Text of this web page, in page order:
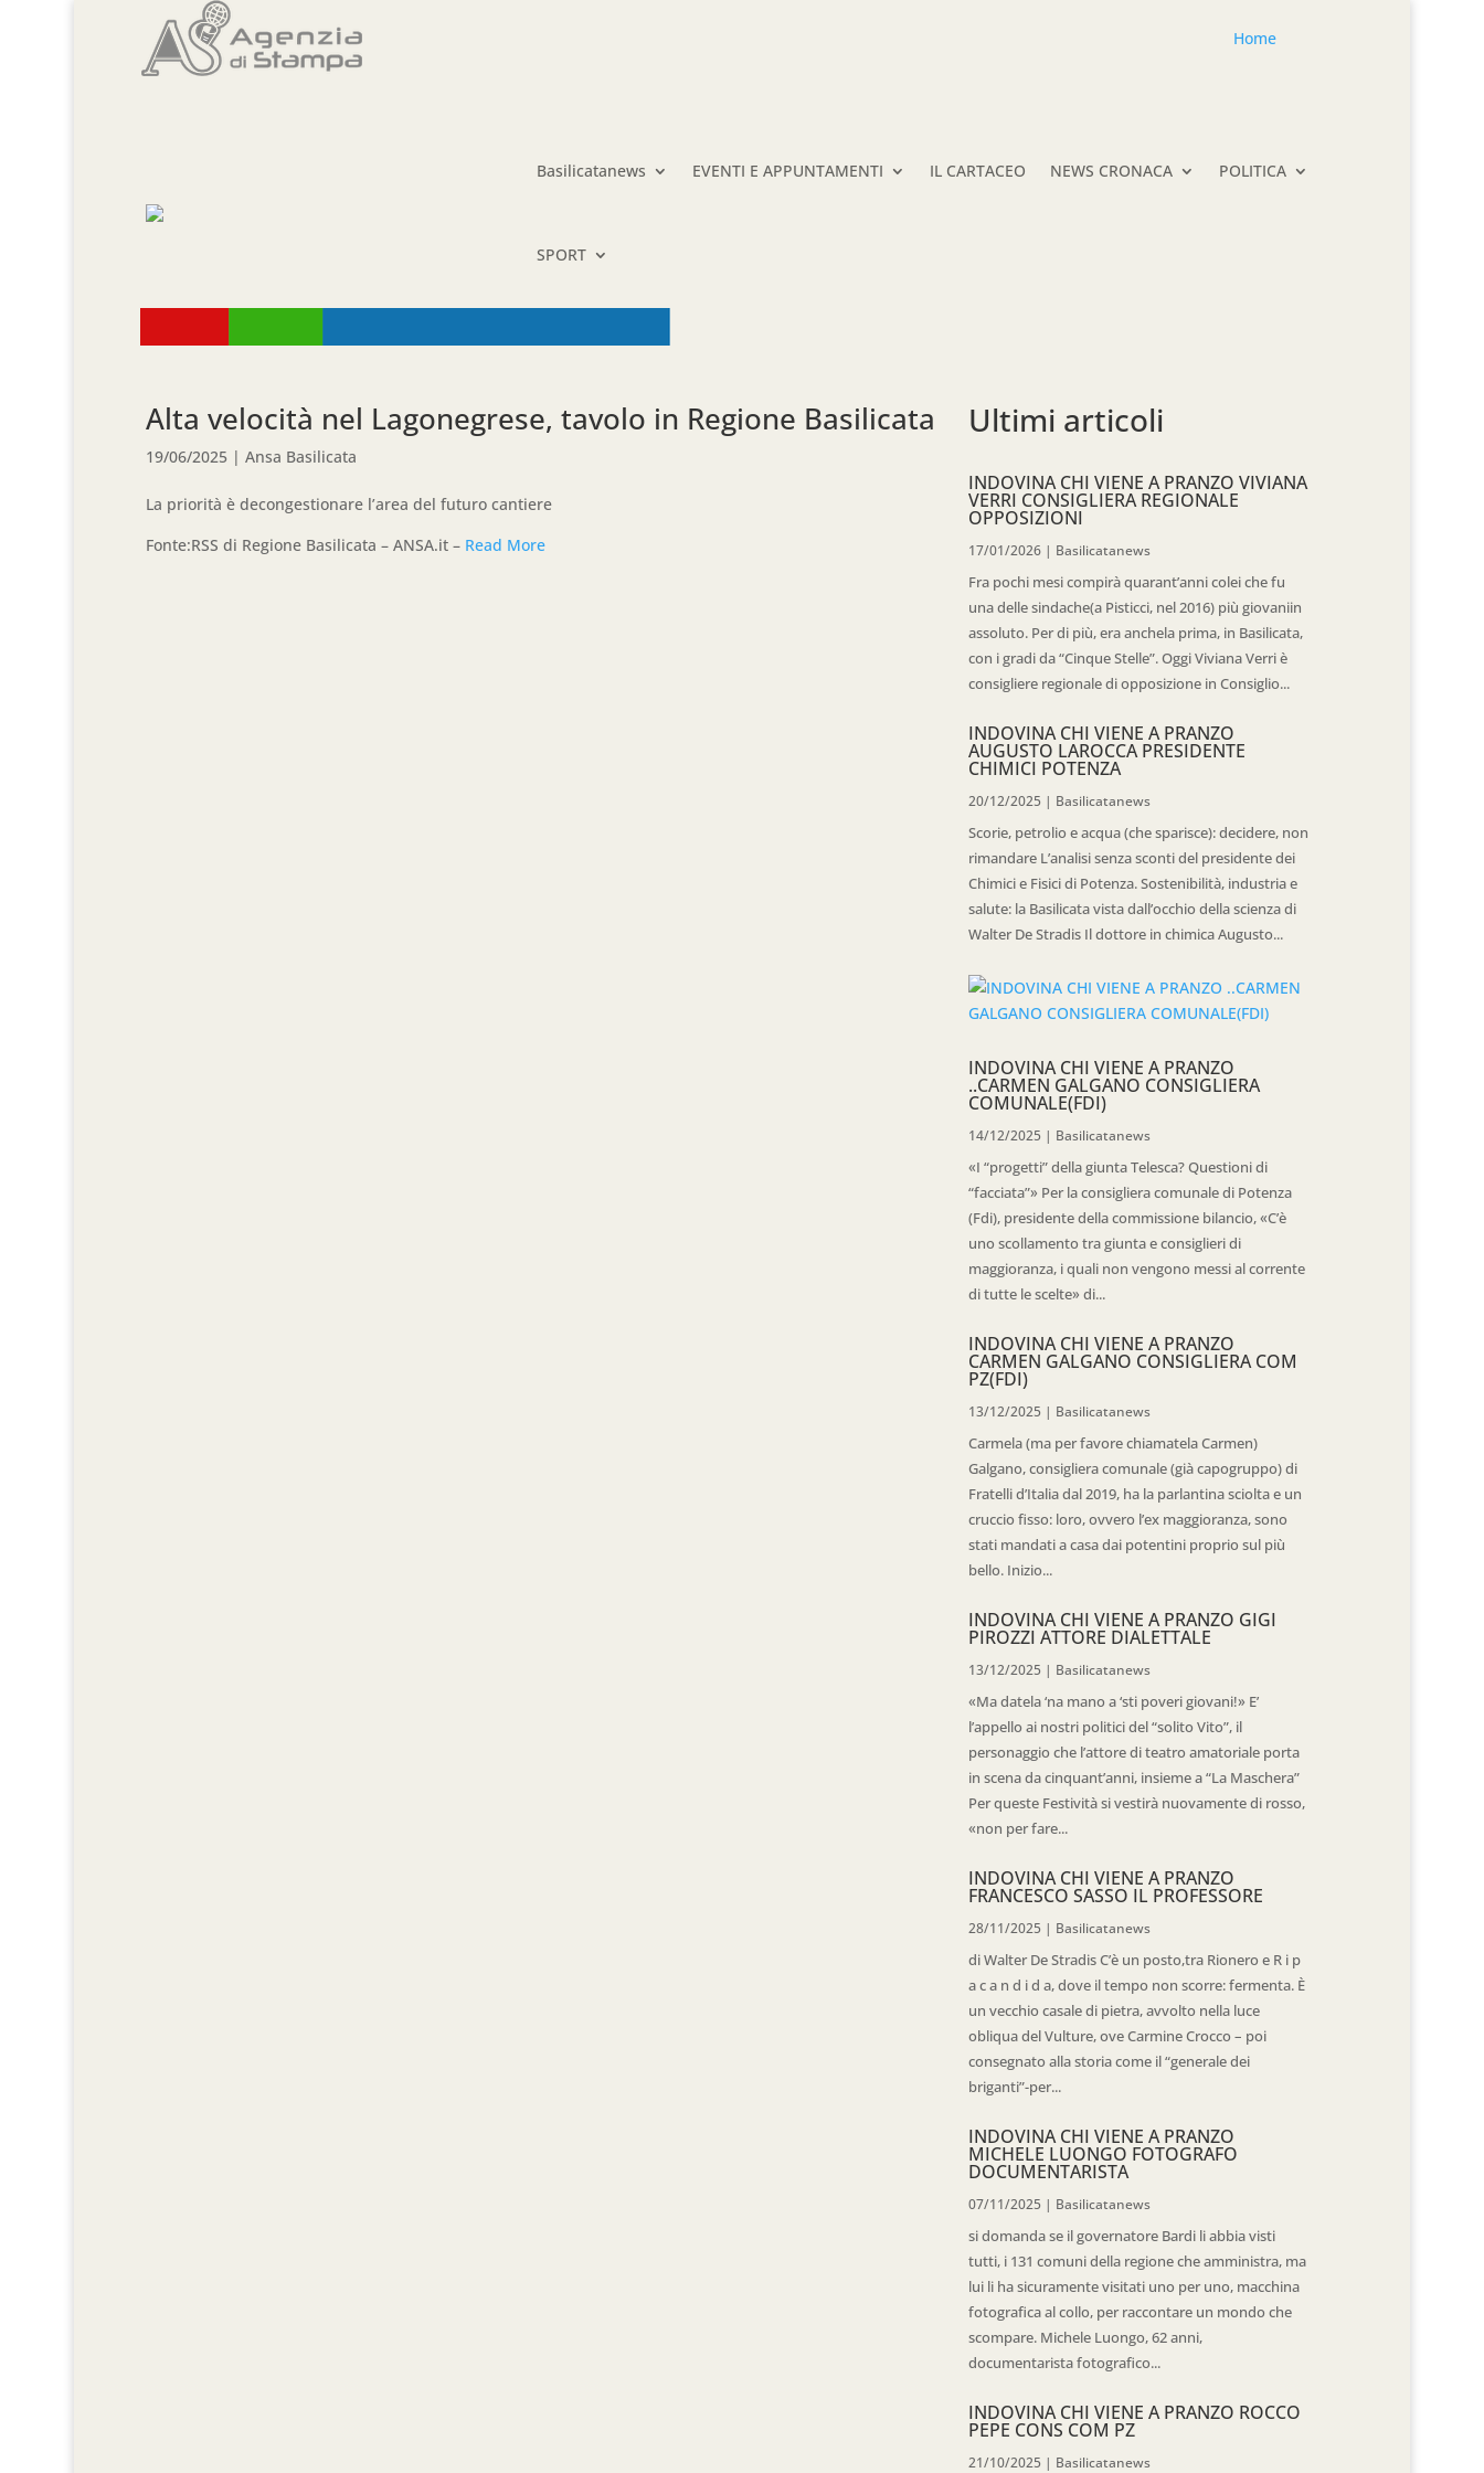
Home
Basilicatanews EVENTI E APPUNTAMENTI IL CARTACEO NEWS CRONACA POLITICA
SPORT
Alta velocità nel Lagonegrese, tavolo in Regione Basilicata
19/06/2025 |Ansa Basilicata
La priorità è decongestionare l’area del futuro cantiere
Fonte:RSS di Regione Basilicata – ANSA.it – Read More
Ultimi articoli
INDOVINA CHI VIENE A PRANZO VIVIANA
VERRI CONSIGLIERA REGIONALE
OPPOSIZIONI
17/01/2026| Basilicatanews
Fra pochi mesi compirà quarant’anni colei che fu
una delle sindache(a Pisticci, nel 2016) più giovaniin
assoluto. Per di più, era anchela prima, in Basilicata,
con i gradi da “Cinque Stelle”. Oggi Viviana Verri è
consigliere regionale di opposizione in Consiglio...
INDOVINA CHI VIENE A PRANZO
AUGUSTO LAROCCA PRESIDENTE
CHIMICI POTENZA
20/12/2025 | Basilicatanews
Scorie, petrolio e acqua (che sparisce): decidere, non
rimandare L’analisi senza sconti del presidente dei
Chimici e Fisici di Potenza. Sostenibilità, industria e
salute: la Basilicata vista dall’occhio della scienza di
Walter De Stradis Il dottore in chimica Augusto...
INDOVINA CHI VIENE A PRANZO
..CARMEN GALGANO CONSIGLIERA
COMUNALE(FDI)
14/12/2025 | Basilicatanews
«I “progetti” della giunta Telesca? Questioni di
“facciata”» Per la consigliera comunale di Potenza
(Fdi), presidente della commissione bilancio, «C’è
uno scollamento tra giunta e consiglieri di
maggioranza, i quali non vengono messi al corrente
di tutte le scelte» di...
INDOVINA CHI VIENE A PRANZO
CARMEN GALGANO CONSIGLIERA COM
PZ(FDI)
13/12/2025 | Basilicatanews
Carmela (ma per favore chiamatela Carmen)
Galgano, consigliera comunale (già capogruppo) di
Fratelli d’Italia dal 2019, ha la parlantina sciolta e un
cruccio fisso: loro, ovvero l’ex maggioranza, sono
stati mandati a casa dai potentini proprio sul più
bello. Inizio...
INDOVINA CHI VIENE A PRANZO GIGI
PIROZZI ATTORE DIALETTALE
13/12/2025 | Basilicatanews
«Ma datela ‘na mano a ‘sti poveri giovani!» E’
l’appello ai nostri politici del “solito Vito”, il
personaggio che l’attore di teatro amatoriale porta
in scena da cinquant’anni, insieme a “La Maschera”
Per queste Festività si vestirà nuovamente di rosso,
«non per fare...
INDOVINA CHI VIENE A PRANZO
FRANCESCO SASSO IL PROFESSORE
28/11/2025 | Basilicatanews
di Walter De Stradis C’è un posto,tra Rionero e R i p
a c a n d i d a, dove il tempo non scorre: fermenta. È
un vecchio casale di pietra, avvolto nella luce
obliqua del Vulture, ove Carmine Crocco – poi
consegnato alla storia come il “generale dei
briganti”-per...
INDOVINA CHI VIENE A PRANZO
MICHELE LUONGO FOTOGRAFO
DOCUMENTARISTA
07/11/2025 | Basilicatanews
si domanda se il governatore Bardi li abbia visti
tutti, i 131 comuni della regione che amministra, ma
lui li ha sicuramente visitati uno per uno, macchina
fotografica al collo, per raccontare un mondo che
scompare. Michele Luongo, 62 anni,
documentarista fotografico...
INDOVINA CHI VIENE A PRANZO ROCCO
PEPE CONS COM PZ
21/10/2025 | Basilicatanews